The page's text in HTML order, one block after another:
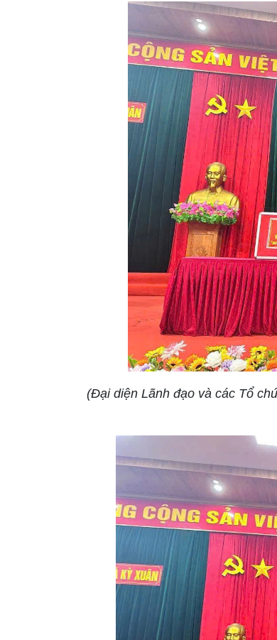
(Đại diện Lãnh đạo và các Tổ